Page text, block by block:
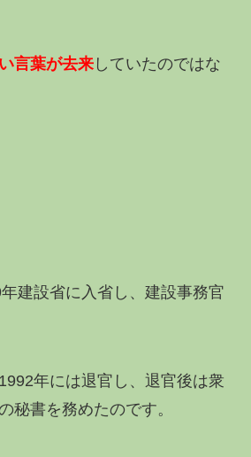
言葉が去来していたのではな
建設省に入省し、建設事務官
年には退官し、退官後は衆
秘書を務めたのです。